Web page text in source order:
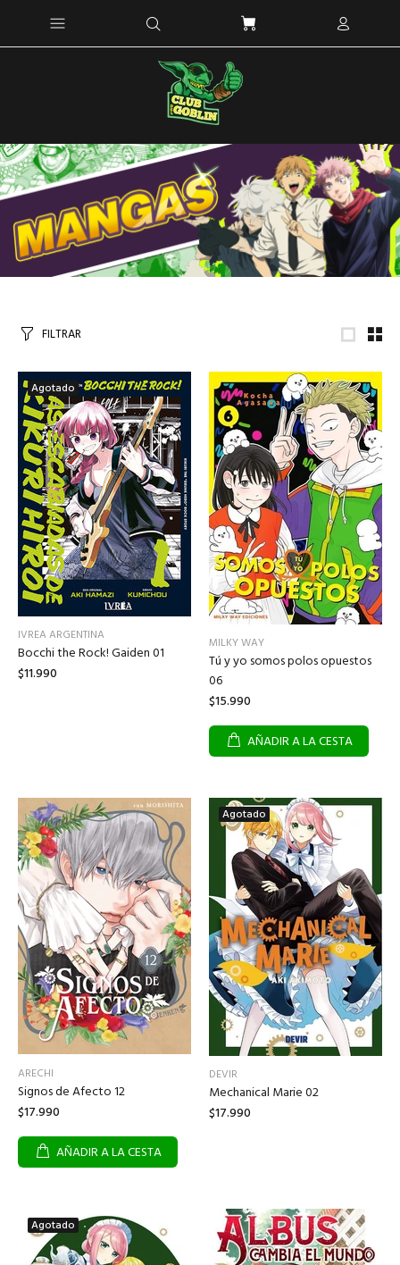
FILTRAR
Agotado
IVREA ARGENTINA
Bocchi the Rock! Gaiden 01
$11.990
MILKY WAY
Tú y yo somos polos opuestos
06
$15.990
AÑADIR A LA CESTA
ARECHI
Signos de Afecto 12
$17.990
AÑADIR A LA CESTA
Agotado
DEVIR
Mechanical Marie 02
$17.990
Agotado